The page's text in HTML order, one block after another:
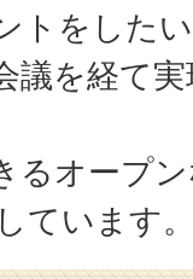
トをした
議を経て
るオープ
ています